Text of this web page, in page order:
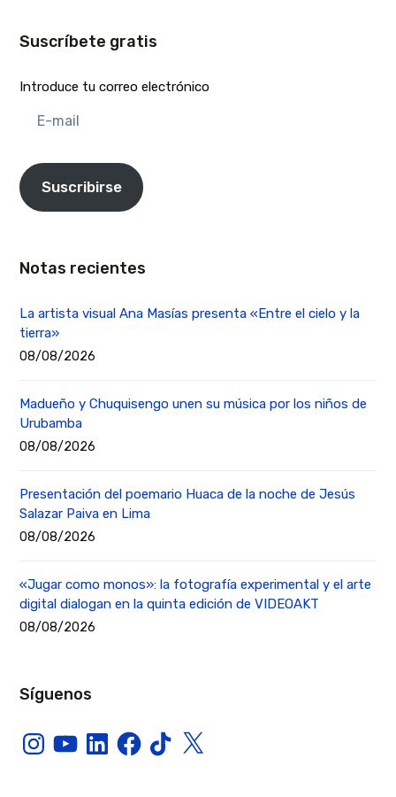
Suscríbete gratis
Introduce tu correo electrónico
mail
Suscribirse
Notas recientes
La artista visual Ana Masías presenta «Entre el cielo y la
tierra»
08/08/2026
Madueño y Chuquisengo unen su música por los niños de
Urubamba
08/08/2026
Presentación del poemario Huaca de la noche de Jesús
Salazar Paiva en Lima
08/08/2026
«Jugar como monos»: la fotografía experimental y el arte
digital dialogan en la quinta edición de VIDEOAKT
08/08/2026
Síguenos
InstagramYouTubeLinkedInFacebook
TikTokX